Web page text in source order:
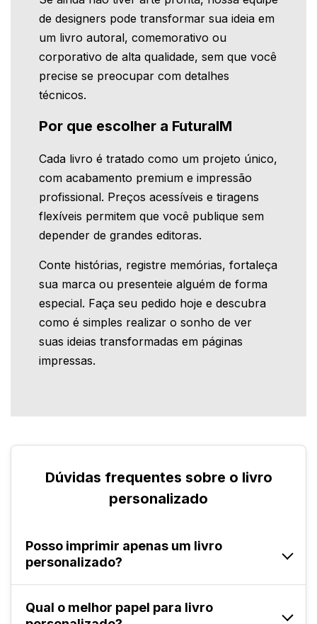
de designers pode transformar sua ideia em
um livro autoral, comemorativo ou
corporativo de alta qualidade, sem que você
precise se preocupar com detalhes
técnicos.
Por que escolher a FuturaIM
Cada livro é tratado como um projeto único,
com acabamento premium e impressão
profissional. Preços acessíveis e tiragens
flexíveis permitem que você publique sem
depender de grandes editoras.
Conte histórias, registre memórias, fortaleça
sua marca ou presenteie alguém de forma
especial. Faça seu pedido hoje e descubra
como é simples realizar o sonho de ver
suas ideias transformadas em páginas
impressas.
Dúvidas frequentes sobre o livro
personalizado
Posso imprimir apenas um livro
personalizado?
Sim! Na FuturaIM, você pode encomendar seu
livro a partir de uma unidade, mantendo
Qual o melhor papel para livro